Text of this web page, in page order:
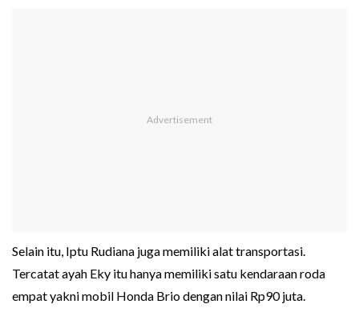
Selain itu, Iptu Rudiana juga memiliki alat transportasi.
Tercatat ayah Eky itu hanya memiliki satu kendaraan roda
empat yakni mobil Honda Brio dengan nilai Rp90 juta.